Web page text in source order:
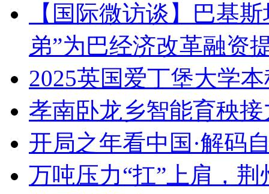
【国际微访谈】巴基
弟”为巴经济改革融资
2025英国爱丁堡大学
孝南卧龙乡智能育秧
开局之年看中国·解码
万吨压力“扛”上肩，